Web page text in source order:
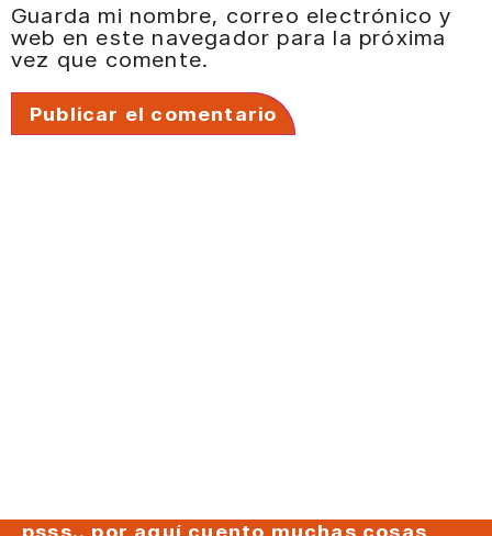
Guarda mi nombre, correo electrónico y
web en este navegador para la próxima
vez que comente.
psss.. por aquí cuento muchas cosas